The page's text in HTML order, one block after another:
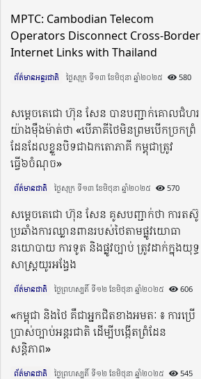
MPTC: Cambodian Telecom
Operators Disconnect Cross-Border
Internet Links with Thailand
ព័ត៌មានអន្តរជាតិ ថ្ងៃសុក្រ ទី១៣ ខែមិថុនា ឆ្នាំ២០២៥​ 580
សម្តេចតេជោ ហ៊ុន សែន បានបញ្ជាក់គោលជំហរ
យ៉ាងម៉ឺងម៉ាត់ថា «បើភាគីថៃមិនព្រមបើកច្រកព្រំ
ដែនដែលខ្លួនបិទជាឯកតោភាគី កម្ពុជាត្រូវ
ធ្វើ៦ចំណុច»
ព័ត៌មានជាតិ ថ្ងៃសុក្រ ទី១៣ ខែមិថុនា ឆ្នាំ២០២៥​ 570
សម្តេចតេជោ ហ៊ុន សែន គូសបញ្ជាក់ថា ការតស៊ូ
ប្រឆាំងការឈ្លានពានរបស់ថៃតាមផ្លូវយោធា
នយោបាយ ការទូត និងផ្លូវច្បាប់ ត្រូវដាក់ក្នុងយុទ្ធ
សាស្ត្រយូរអង្វែង
ព័ត៌មានជាតិ ថ្ងៃព្រហស្បតិ៍ ទី១២ ខែមិថុនា ឆ្នាំ២០២៥​ 606
«កម្ពុជា និងថៃ គឺជាអ្នកជិតខាងអមតៈ ៖ ការប្រើ
ប្រាស់ច្បាប់អន្តរជាតិ ដើម្បីបង្កើតព្រំដែន
សន្តិភាព»
ព័ត៌មានជាតិ ថ្ងៃព្រហស្បតិ៍ ទី១២ ខែមិថុនា ឆ្នាំ២០២៥​ 545